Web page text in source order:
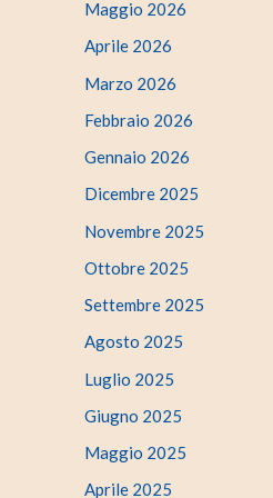
Maggio 2026
Aprile 2026
Marzo 2026
Febbraio 2026
Gennaio 2026
Dicembre 2025
Novembre 2025
Ottobre 2025
Settembre 2025
Agosto 2025
Luglio 2025
Giugno 2025
Maggio 2025
Aprile 2025